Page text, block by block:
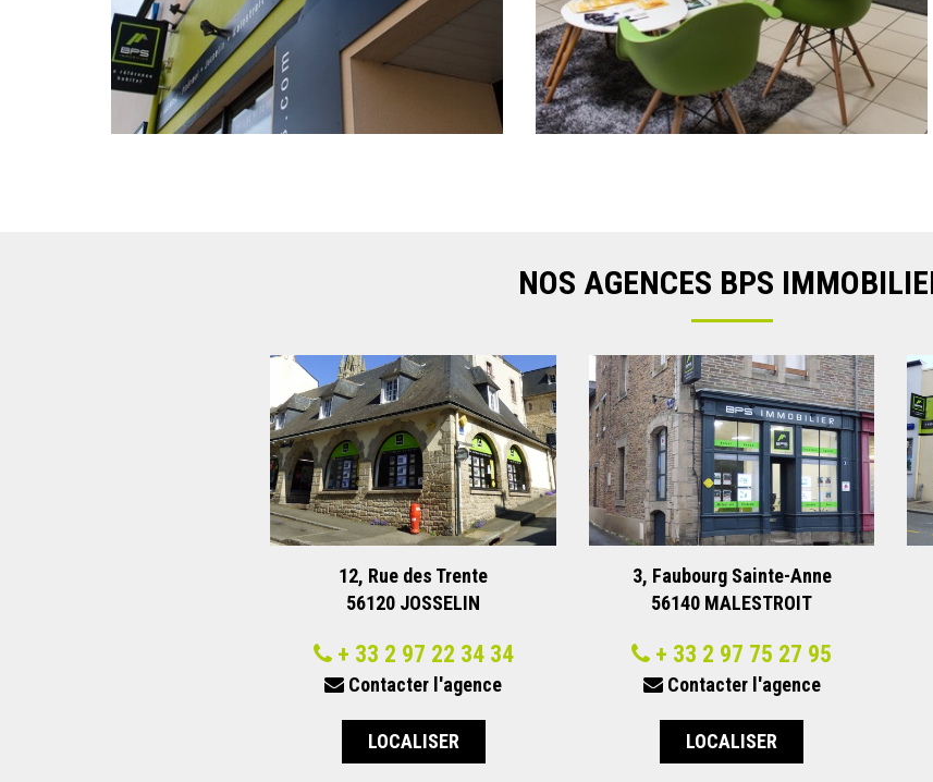
NOS AGENCES BPS
12, Rue des Trente
56120 JOSSELIN
+ 33 2 97 22 34 34
Contacter l'agence
LOCALISER
3, Faubourg Sainte-Anne
56140 MALESTROIT
+ 33 2 97 75 27 95
Contacter l'agence
LOCALISER